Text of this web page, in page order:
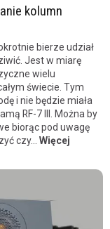
kolumn
bierze udział
Jest w miarę
wielu
świecie. Tym
i nie będzie miała
RF-7 III. Można by
biorąc pod uwagę
czy... Więcej